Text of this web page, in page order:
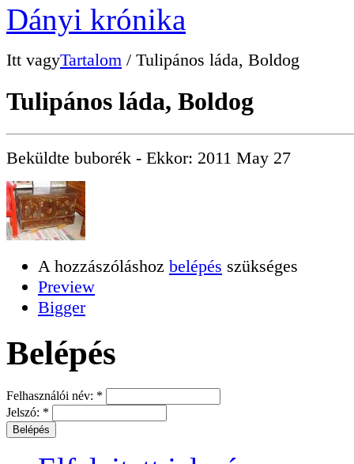
Dányi krónika
Itt vagyTartalom / Tulipános láda, Boldog
Tulipános láda, Boldog
Beküldte buborék - Ekkor: 2011 May 27
A hozzászóláshoz belépés szükséges
Preview
Bigger
Belépés
Felhasználói név: *
Jelszó: *